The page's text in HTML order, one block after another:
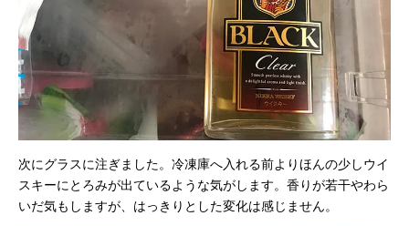
次にグラスに注ぎました。冷凍庫へ入れる前よりほんの少しウイ
スキーにとろみが出ているような気がします。香りが若干やわら
いだ気もしますが、はっきりとした変化は感じません。